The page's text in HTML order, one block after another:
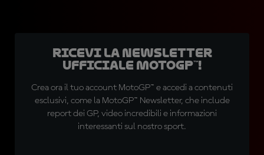
Ricevi la newsletter
ufficiale MotoGP™!
Crea ora il tuo account MotoGP™ e accedi a contenuti
esclusivi, come la MotoGP™ Newsletter, che include
report dei GP, video incredibili e informazioni
interessanti sul nostro sport.